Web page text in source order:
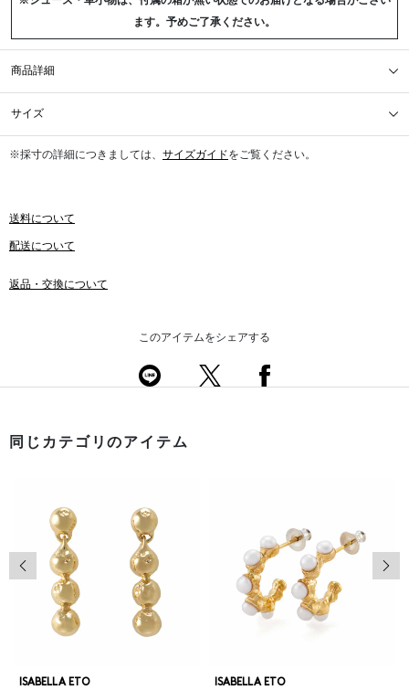
ます。予めご了承ください。
商品詳細
サイズ
※採寸の詳細につきましては、 サイズガイドをご覧ください。
送料について
配送について
返品・交換について
このアイテムをシェアする
同じカテゴリのアイテム
ISABELLA ETO ISABELLA ETO
前の画像